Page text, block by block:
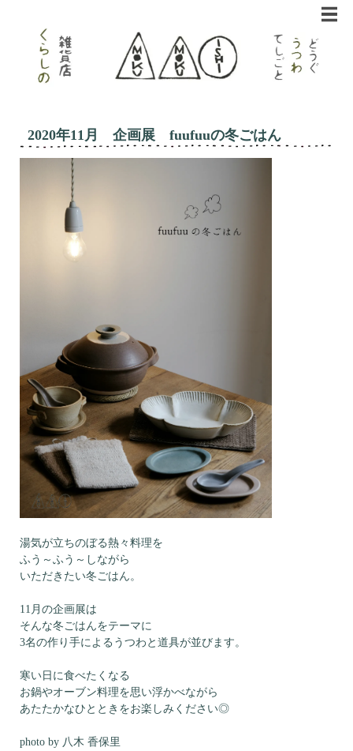
2020年11月 企画展 fuufuuの冬ごはん
湯気が立ちのぼる熱々料理を
ふう～ふう～しながら
いただきたい冬ごはん。
11月の企画展は
そんな冬ごはんをテーマに
3名の作り手によるうつわと道具が並びます。
寒い日に食べたくなる
お鍋やオーブン料理を思い浮かべながら
あたたかなひとときをお楽しみください◎
photo by 八木 香保里